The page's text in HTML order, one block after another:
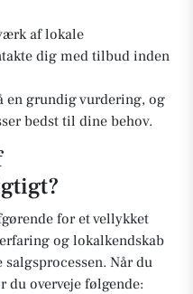
af lokale
dig med tilbud inden
en grundig vurdering, og
bedst til dine behov.
for et vellykket
og lokalkendskab
Når du
overveje følgende: